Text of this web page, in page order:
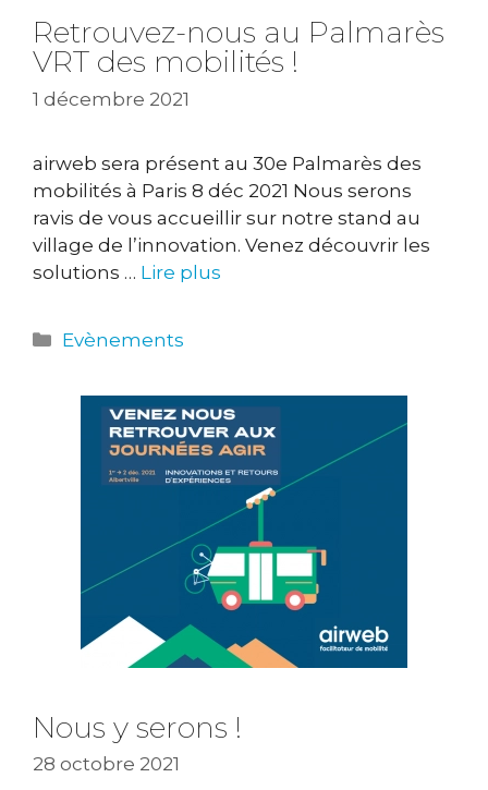
Retrouvez-nous au Palmarès
VRT des mobilités !
1 décembre 2021
airweb sera présent au 30e Palmarès des
mobilités à Paris 8 déc 2021 Nous serons
ravis de vous accueillir sur notre stand au
village de l’innovation. Venez découvrir les
solutions … Lire plus
Catégories
Evènements
Nous y serons !
28 octobre 2021